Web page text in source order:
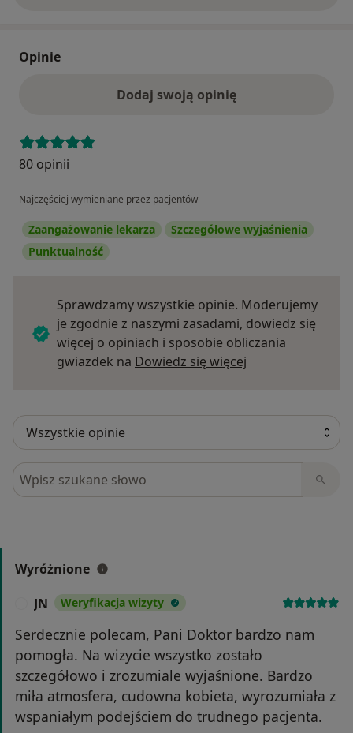
Opinie
Dodaj swoją opinię
80 opinii
Najczęściej wymieniane przez pacjentów
Zaangażowanie lekarza
Szczegółowe wyjaśnienia
Punktualność
Sprawdzamy wszystkie opinie. Moderujemy
je zgodnie z naszymi zasadami, dowiedz się
więcej o opiniach i sposobie obliczania
gwiazdek na Dowiedz się więcej
Szukaj w opiniach
Wyróżnione
JN Weryfikacja wizyty
Serdecznie polecam, Pani Doktor bardzo nam
pomogła. Na wizycie wszystko zostało
szczegółowo i zrozumiale wyjaśnione. Bardzo
miła atmosfera, cudowna kobieta, wyrozumiała z
wspaniałym podejściem do trudnego pacjenta.